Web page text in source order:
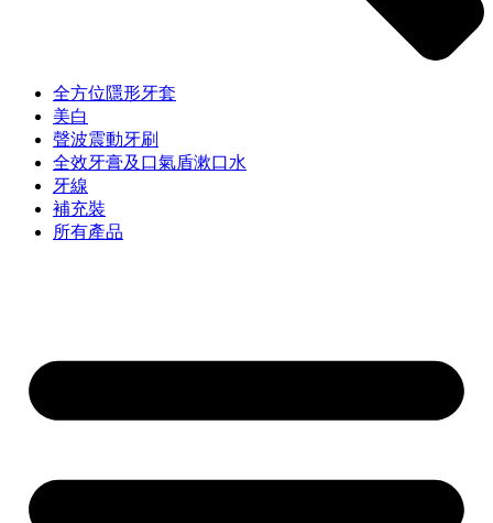
全方位隱形牙套
美白
聲波震動牙刷
全效牙膏及口氣盾漱口水
牙線
補充裝
所有產品